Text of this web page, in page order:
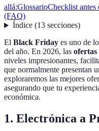
allá:GlossarioChecklist antes
(FAQ)
Índice(13 secciones)
El Black Friday es uno de
del año. En 2026, las
niveles impresionantes,
que normalmente presentan
exploraremos las mejores
asegurando que tu
económica.
1. Electrónica a